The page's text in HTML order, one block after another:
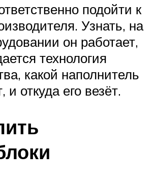
подойти к
Узнать, на
он работает,
технология
какой наполнитель
и откуда его везёт.